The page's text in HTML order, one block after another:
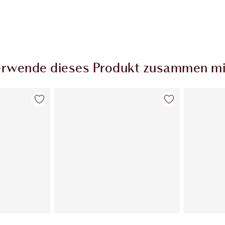
dieses Produkt zusammen